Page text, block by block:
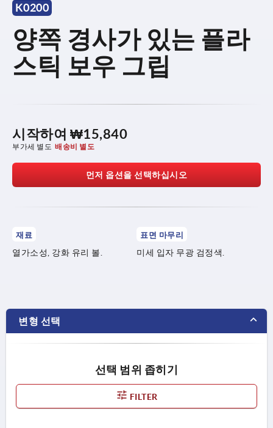
K0200
양쪽 경사가 있는 플라
스틱 보우 그립
시작하여 ₩15,840
부가세 별도 배송비 별도
먼저 옵션을 선택하십시오
재료
열가소성, 강화 유리 볼.
표면 마무리
미세 입자 무광 검정색.
변형 선택
선택 범위 좁히기
FILTER